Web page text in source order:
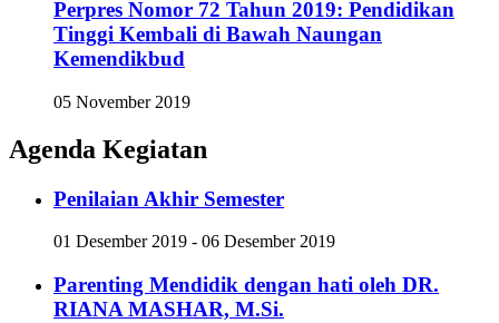
Perpres Nomor 72 Tahun 2019: Pendidikan
Tinggi Kembali di Bawah Naungan
Kemendikbud
05 November 2019
Agenda Kegiatan
Penilaian Akhir Semester
01 Desember 2019 - 06 Desember 2019
Parenting Mendidik dengan hati oleh DR.
RIANA MASHAR, M.Si.